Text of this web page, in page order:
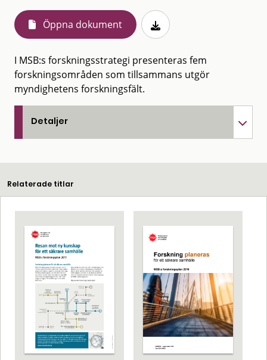
Öppna dokument
I MSB:s forskningsstrategi presenteras fem
forskningsområden som tillsammans utgör
myndighetens forskningsfält.
Detaljer
Relaterade titlar